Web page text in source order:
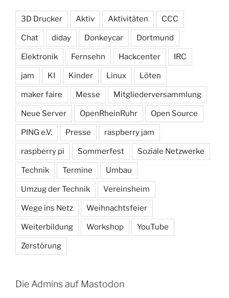
3D Drucker Aktiv Aktivitäten CCC
Chat diday Donkeycar Dortmund
Elektronik Fernsehn Hackcenter IRC
jam KI Kinder Linux Löten
maker faire Messe Mitgliederversammlung
Neue Server OpenRheinRuhr Open Source
PING e.V. Presse raspberry jam
raspberry pi Sommerfest Soziale Netzwerke
Technik Termine Umbau
Umzug der Technik Vereinsheim
Wege ins Netz Weihnachtsfeier
Weiterbildung Workshop YouTube
Zerstörung
Die Admins auf Mastodon